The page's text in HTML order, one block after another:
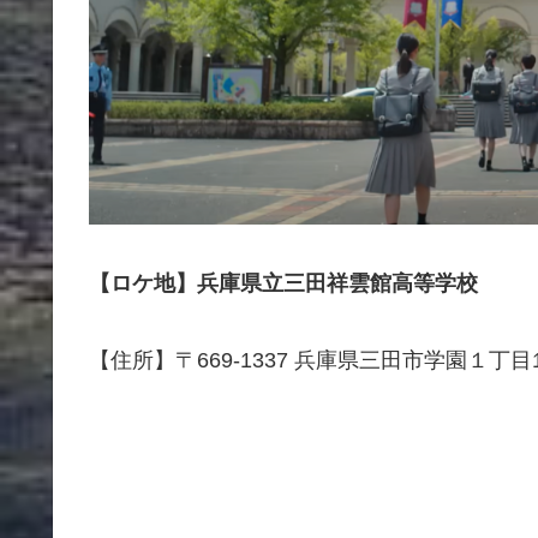
【ロケ地】兵庫県立三田祥雲館高等学校
【住所】〒669-1337 兵庫県三田市学園１丁